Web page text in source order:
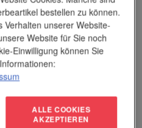
Erfahrung im
und im Werbeartikel-Markt.
tagtäglich zugute,
Werbedruck
bestellen zu können.
Verhalten unserer Website-
Website für Sie noch
Einwilligung können Sie
ALLE COOKIES
AKZEPTIEREN